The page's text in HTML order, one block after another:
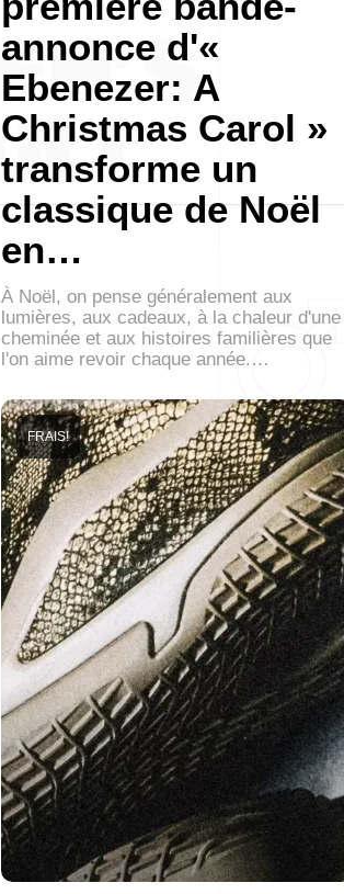
annonce d'«
Ebenezer: A
Christmas Carol »
transforme un
classique de Noël
en…
À Noël, on pense généralement aux
lumières, aux cadeaux, à la chaleur d'une
cheminée et aux histoires familières que
l'on aime revoir chaque année.…
FRAIS!